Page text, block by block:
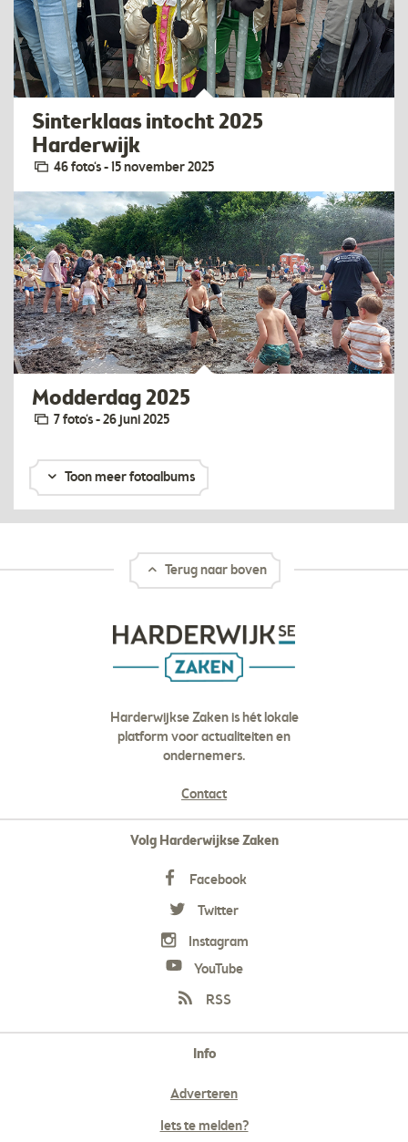
Sinterklaas intocht 2025
Harderwijk
46 foto‘s - 15 november 2025
Modderdag 2025
7 foto‘s - 26 juni 2025
Toon meer fotoalbums
Terug naar boven
Harderwijkse Zaken is hét lokale
platform voor actualiteiten en
ondernemers.
Contact
Volg Harderwijkse Zaken
Facebook
Twitter
Instagram
YouTube
RSS
Info
Adverteren
Iets te melden?